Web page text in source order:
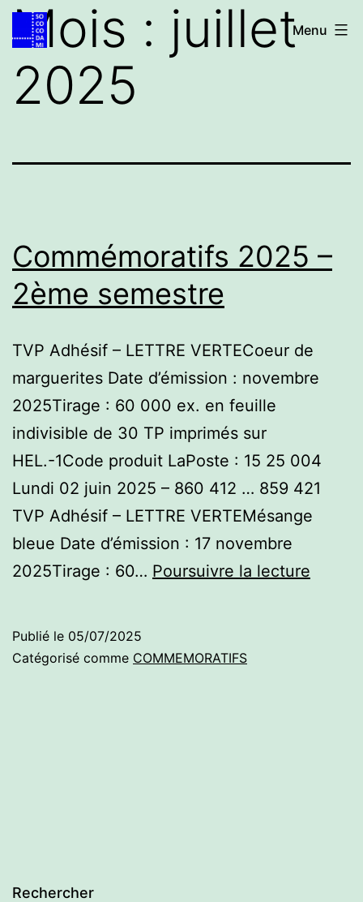
Aller
au
contenu
Accueil
Menu
Mois : juillet
2025
Commémoratifs 2025 –
2ème semestre
TVP Adhésif – LETTRE VERTECoeur de
marguerites Date d’émission : novembre
2025Tirage : 60 000 ex. en feuille
indivisible de 30 TP imprimés sur
HEL.-1Code produit LaPoste : 15 25 004
Lundi 02 juin 2025 – 860 412 … 859 421
TVP Adhésif – LETTRE VERTEMésange
bleue Date d’émission : 17 novembre
2025Tirage : 60… Poursuivre la lecture
Publié le 05/07/2025
Catégorisé comme COMMEMORATIFS
Rechercher